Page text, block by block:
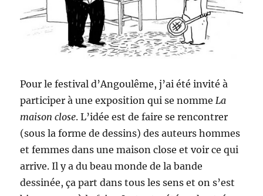
Pour le festival d’Angoulême, j’ai été invité à
participer à une exposition qui se nomme La
maison close. L’idée est de faire se rencontrer
(sous la forme de dessins) des auteurs hommes
et femmes dans une maison close et voir ce qui
arrive. Il y a du beau monde de la bande
dessinée, ça part dans tous les sens et on s’est